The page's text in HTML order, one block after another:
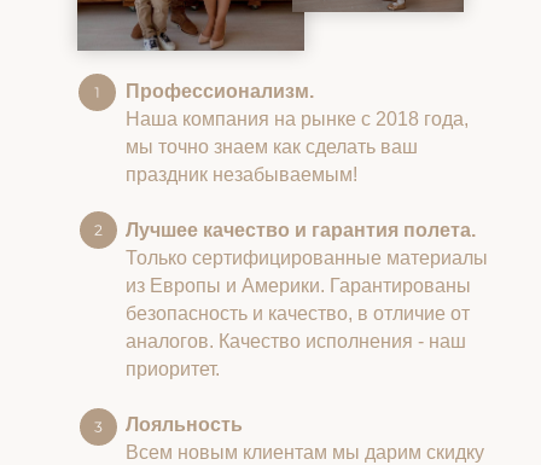
Профессионализм.
Наша компания на рынке с 2018 года,
мы точно знаем как сделать ваш
праздник незабываемым!
Лучшее качество и гарантия полета.
Только сертифицированные материалы
из Европы и Америки. Гарантированы
безопасность и качество, в отличие от
аналогов. Качество исполнения - наш
приоритет.
Лояльность
Всем новым клиентам мы дарим скидку